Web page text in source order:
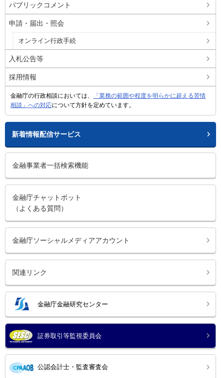
パブリックコメント
申請・届出・照会
オンライン行政手続
入札公告等
採用情報
金融庁の行政相談においては、
「業務の範囲や程度を明らかに超える苦情
相談」への対応について方針を定めています。
新着情報配信サービス
金融事業者一括検索機能
金融庁チャットボット
（よくある質問）
金融庁ソーシャルメディアアカウント
関連リンク
金融庁金融研究センター
証券取引等監視委員会
公認会計士・監査審査会